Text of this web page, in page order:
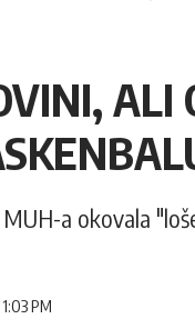
ALI
a okovala
PM